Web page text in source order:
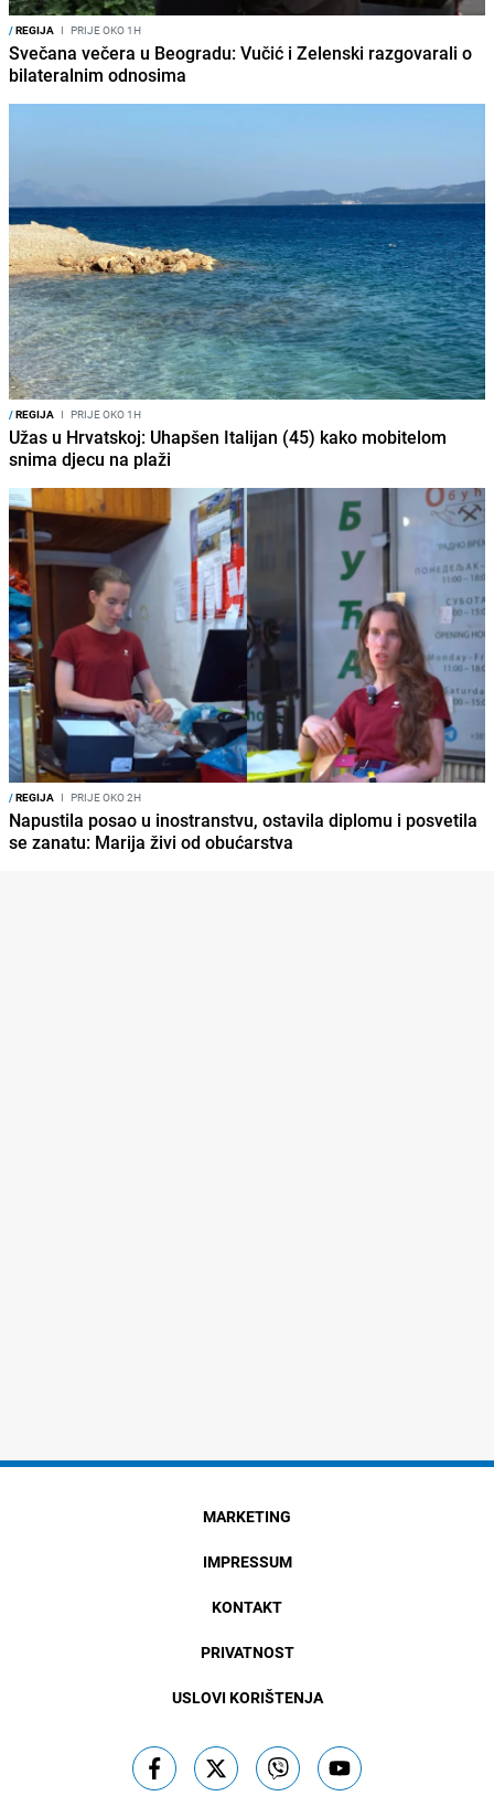
/REGIJA I PRIJE OKO 1H
Svečana večera u Beogradu: Vučić i Zelenski razgovarali o
bilateralnim odnosima
/REGIJA I PRIJE OKO 1H
Užas u Hrvatskoj: Uhapšen Italijan (45) kako mobitelom
snima djecu na plaži
/REGIJA I PRIJE OKO 2H
Napustila posao u inostranstvu, ostavila diplomu i posvetila
se zanatu: Marija živi od obućarstva
MARKETING
IMPRESSUM
KONTAKT
PRIVATNOST
USLOVI KORIŠTENJA